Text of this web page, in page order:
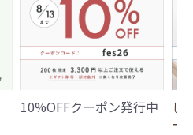
10%OFFクーポン発行中
じ
ー